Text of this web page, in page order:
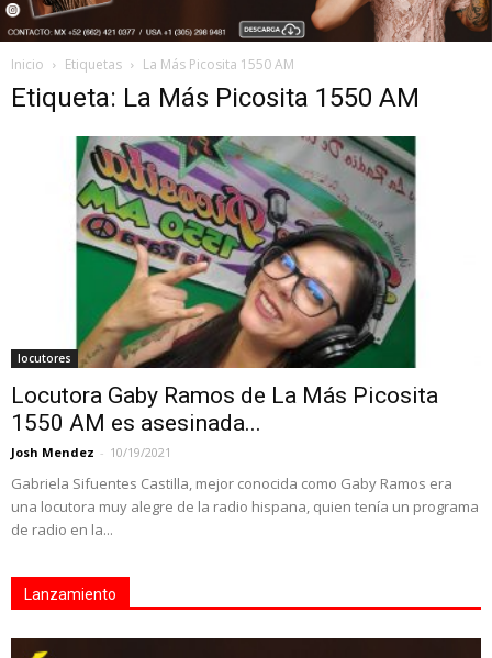
Inicio Etiquetas La Más Picosita 1550 AM
Etiqueta: La Más Picosita 1550 AM
locutores
Locutora Gaby Ramos de La Más Picosita
1550 AM es asesinada...
Josh Mendez - 10/19/2021
Gabriela Sifuentes Castilla, mejor conocida como Gaby Ramos era
una locutora muy alegre de la radio hispana, quien tenía un programa
de radio en la...
Lanzamiento